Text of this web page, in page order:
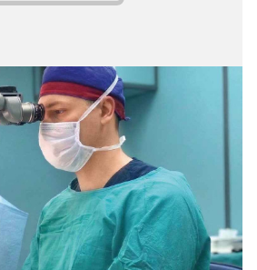
ПИ № ФС 77 – 71880
службой по надзору в сфере